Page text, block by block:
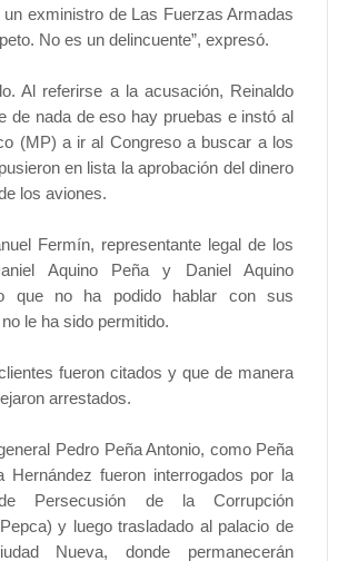
exministro de Las Fuerzas Armadas
No es un delincuente”, expresó.
Al referirse a la acusación, Reinaldo
de nada de eso hay pruebas e instó al
(MP) a ir al Congreso a buscar a los
en lista la aprobación del dinero
los aviones.
Fermín, representante legal de los
Aquino Peña y Daniel Aquino
que no ha podido hablar con sus
le ha sido permitido.
fueron citados y que de manera
arrestados.
Pedro Peña Antonio, como Peña
Hernández fueron interrogados por la
Persecusión de la Corrupción
y luego trasladado al palacio de
Nueva, donde permanecerán